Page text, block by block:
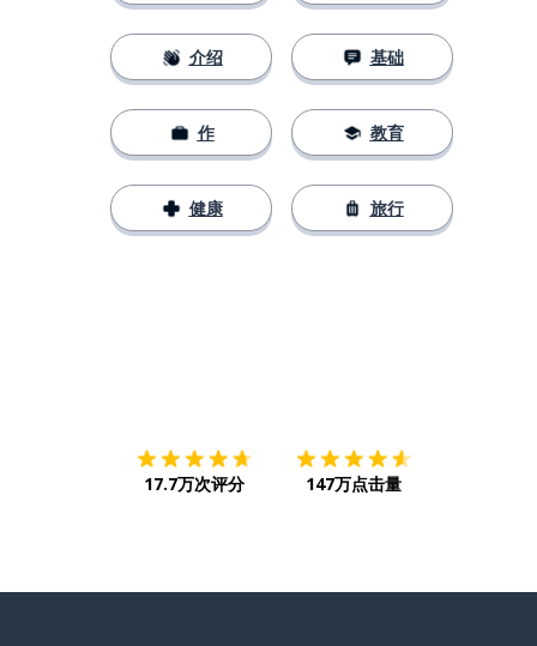
介绍
作
健康
基础
教育
旅行
17.7万次评分 147万点击量